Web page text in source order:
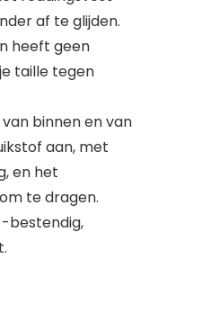
af te glijden.
heeft geen
taille tegen
binnen en van
aan, met
en het
te dragen.
bestendig,